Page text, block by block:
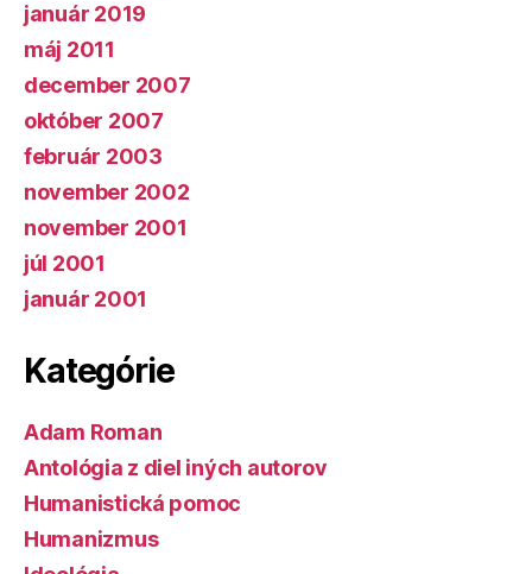
január 2019
máj 2011
december 2007
október 2007
február 2003
november 2002
november 2001
júl 2001
január 2001
Kategórie
Adam Roman
Antológia z diel iných autorov
Humanistická pomoc
Humanizmus